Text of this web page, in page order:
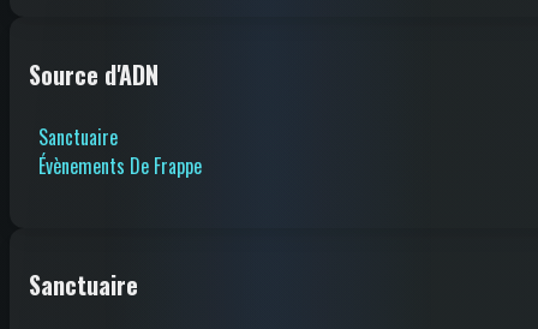
Source d'ADN
Sanctuaire
Évènements De Frappe
Sanctuaire